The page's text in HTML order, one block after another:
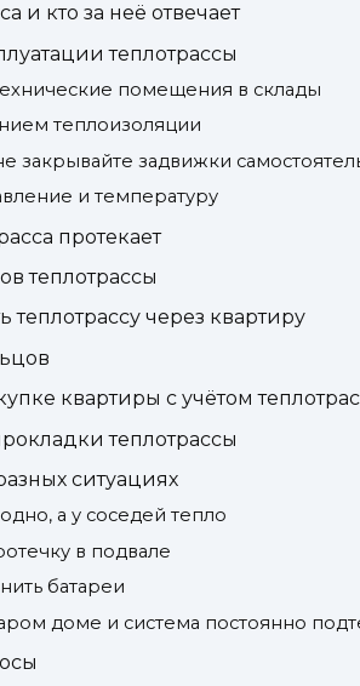
и кто за неё отвечает
теплотрассы
помещения в склады
теплоизоляции
закрывайте задвижки
и температуру
протекает
теплотрассы
через квартиру
квартиры с учётом
теплотрассы
ситуациях
а у соседей тепло
в подвале
батареи
доме и система постоянно